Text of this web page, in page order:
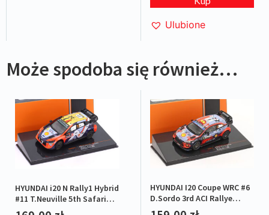
Ulubione
Może spodoba się również…
HYUNDAI i20 N Rally1 Hybrid
#11 T.Neuville 5th Safari
Rallye Kenya 2024
HYUNDAI I20 Coupe WRC #6
D.Sordo 3rd ACI Rallye
Monza 2020